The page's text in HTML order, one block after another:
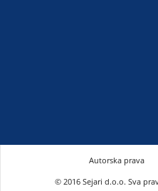
Autorska prava
© 2016 Sejari d.o.o. Sva